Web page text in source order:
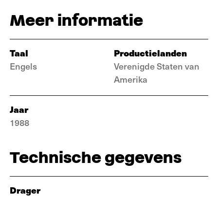
Meer informatie
Taal
Engels
Productielanden
Verenigde Staten van
Amerika
Jaar
1988
Technische gegevens
Drager